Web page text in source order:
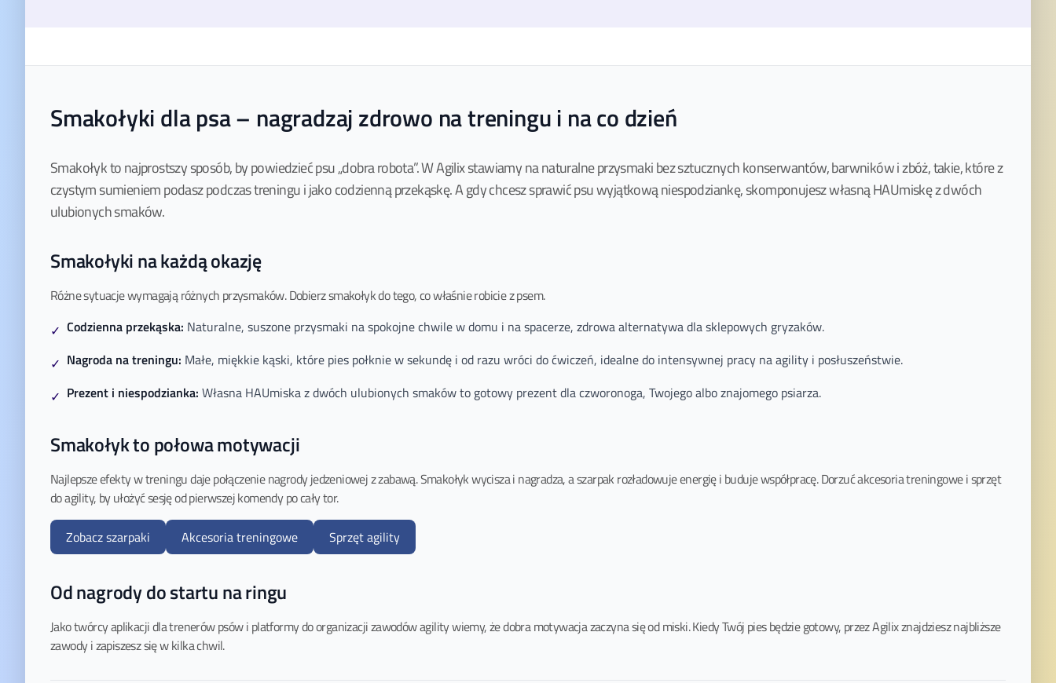
Smakołyki dla psa – nagradzaj zdrowo na treningu i na co dzień
Smakołyk to najprostszy sposób, by powiedzieć psu „dobra robota”. W Agilix stawiamy na naturalne przysmaki bez sztucznych konserwantów, barwników i zbóż, takie, które z
czystym sumieniem podasz podczas treningu i jako codzienną przekąskę. A gdy chcesz sprawić psu wyjątkową niespodziankę, skomponujesz własną HAUmiskę z dwóch
ulubionych smaków.
Smakołyki na każdą okazję
Różne sytuacje wymagają różnych przysmaków. Dobierz smakołyk do tego, co właśnie robicie z psem.
✓ Codzienna przekąska: Naturalne, suszone przysmaki na spokojne chwile w domu i na spacerze, zdrowa alternatywa dla sklepowych gryzaków.
✓ Nagroda na treningu: Małe, miękkie kąski, które pies połknie w sekundę i od razu wróci do ćwiczeń, idealne do intensywnej pracy na agility i posłuszeństwie.
✓ Prezent i niespodzianka: Własna HAUmiska z dwóch ulubionych smaków to gotowy prezent dla czworonoga, Twojego albo znajomego psiarza.
Smakołyk to połowa motywacji
Najlepsze efekty w treningu daje połączenie nagrody jedzeniowej z zabawą. Smakołyk wycisza i nagradza, a szarpak rozładowuje energię i buduje współpracę. Dorzuć akcesoria treningowe i sprzęt
do agility, by ułożyć sesję od pierwszej komendy po cały tor.
Zobacz szarpaki Akcesoria treningowe Sprzęt agility
Od nagrody do startu na ringu
Jako twórcy aplikacji dla trenerów psów i platformy do organizacji zawodów agility wiemy, że dobra motywacja zaczyna się od miski. Kiedy Twój pies będzie gotowy, przez Agilix znajdziesz najbliższe
zawody i zapiszesz się w kilka chwil.